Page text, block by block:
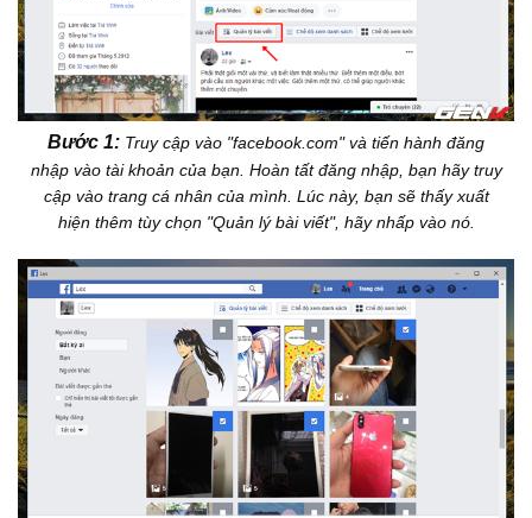
Bước 1: Truy cập vào "facebook.com" và tiến hành đăng
nhập vào tài khoản của bạn. Hoàn tất đăng nhập, bạn hãy truy
cập vào trang cá nhân của mình. Lúc này, bạn sẽ thấy xuất
hiện thêm tùy chọn "Quản lý bài viết", hãy nhấp vào nó.